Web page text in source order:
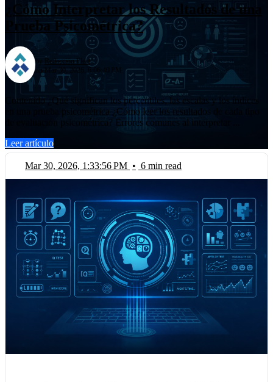
¿Cómo Interpretar los Resultados de una
Prueba Psicométrica?
by Redacción Fleet
on Mar 30, 2026, 6:06:40 PM
Contenido ¿Qué significan los percentiles, las escalas y los índices
en una prueba psicométrica ¿Cómo leer los resultados de cada tipo
de evaluación psicométrica? Errores comunes al interpretar ...
Leer artículo
Mar 30, 2026, 1:33:56 PM • 6 min read